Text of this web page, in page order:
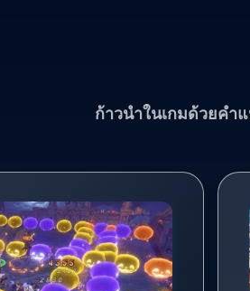
ก้าวนำในเกมด้วยคำ